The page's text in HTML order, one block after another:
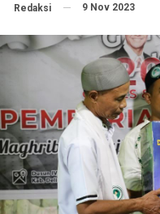
Redaksi 9 Nov 2023